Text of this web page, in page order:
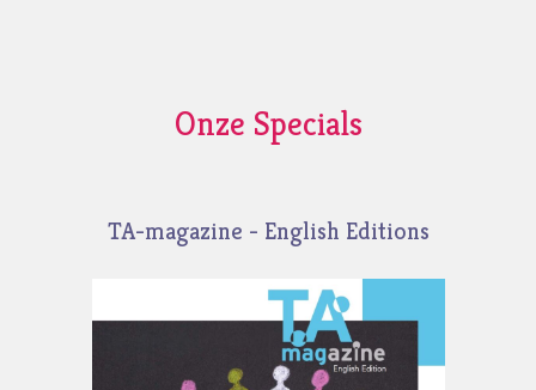
Onze Specials
TA-magazine - English Editions